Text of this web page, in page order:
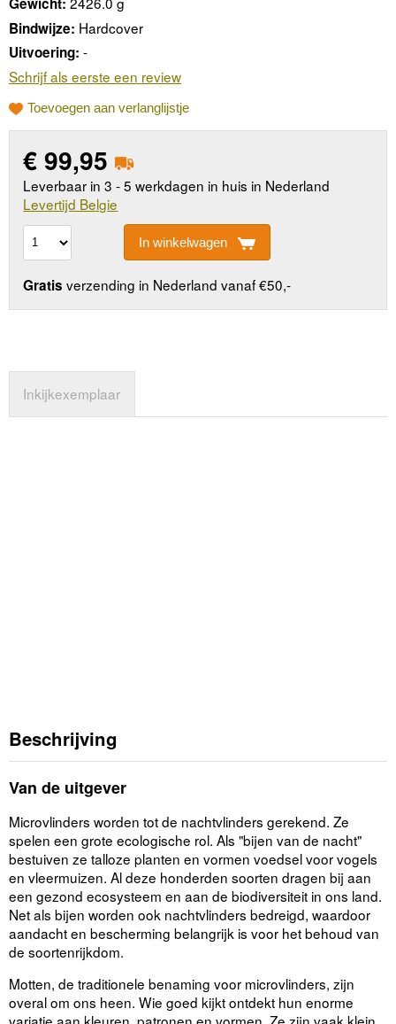
Bindwijze: Hardcover
Uitvoering: -
Schrijf als eerste een review
Toevoegen aan verlanglijstje
€99,95
Leverbaar in 3 - 5 werkdagen in huis in Nederland
Levertijd Belgie
In winkelwagen
Gratis verzending in Nederland vanaf €50,-
Inkijkexemplaar
Beschrijving
Van de uitgever
Microvlinders worden tot de nachtvlinders gerekend. Ze
spelen een grote ecologische rol. Als "bijen van de nacht"
bestuiven ze talloze planten en vormen voedsel voor vogels
en vleermuizen. Al deze honderden soorten dragen bij aan
een gezond ecosysteem en aan de biodiversiteit in ons land.
Net als bijen worden ook nachtvlinders bedreigd, waardoor
aandacht en bescherming belangrijk is voor het behoud van
de soortenrijkdom.
Motten, de traditionele benaming voor microvlinders, zijn
overal om ons heen. Wie goed kijkt ontdekt hun enorme